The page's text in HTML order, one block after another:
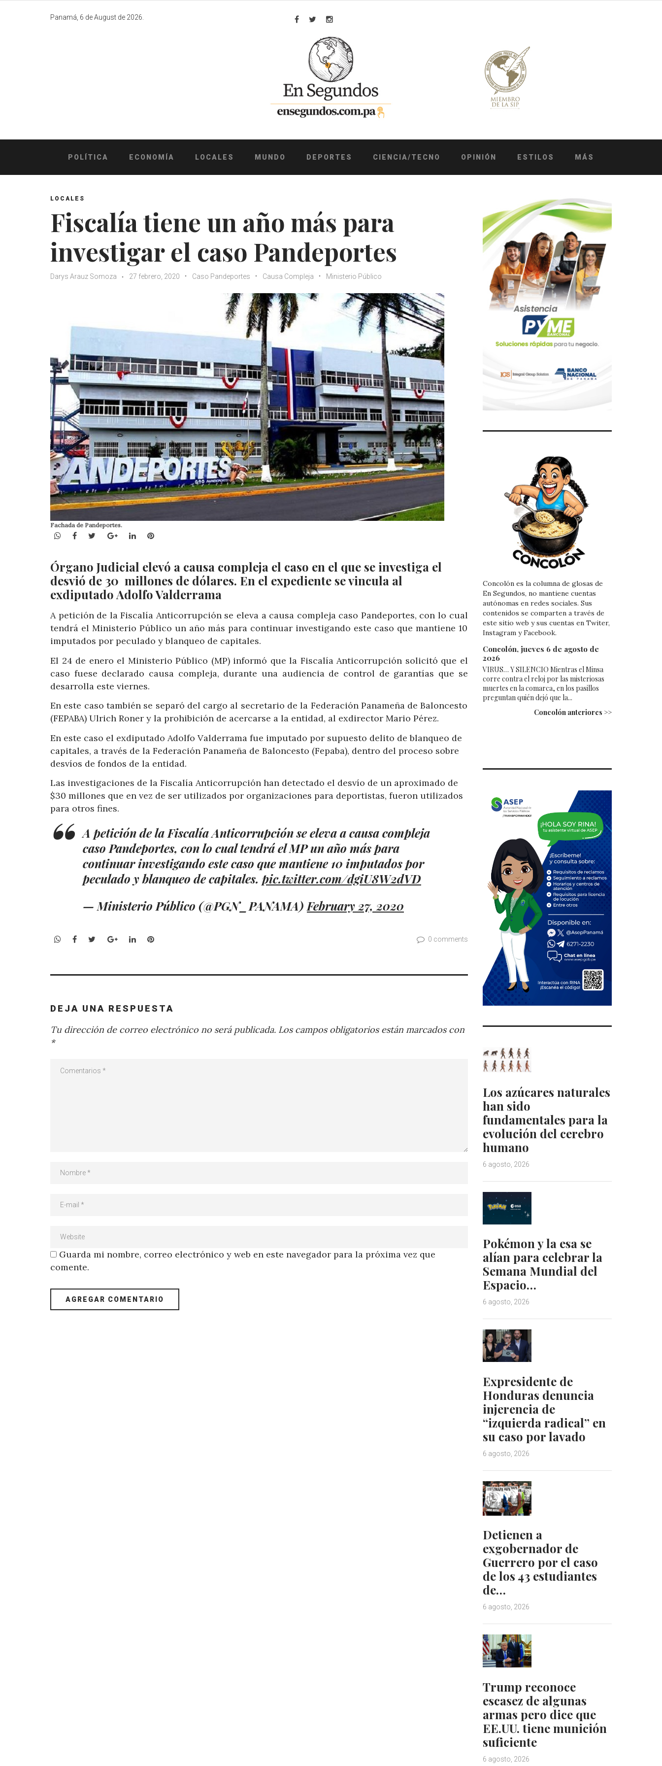
Panamá, 6 de August de 2026.
Facebook
TwitterInstagram
POLÍTICA ECONOMÍA LOCALES MUNDO DEPORTES CIENCIA/TECNO OPINIÓN ESTILOS MÁS
LOCALES
Fiscalía tiene un año más para
investigar el caso Pandeportes
Darys Arauz Somoza 27 febrero, 2020 Caso Pandeportes Causa Compleja Ministerio Público
Fachada de Pandeportes.
WhatsApp
Facebook
TwitterGoogle+LinkedInPinterest
Órgano Judicial elevó a causa compleja el caso en el que se investiga el
desvió de 30 millones de dólares. En el expediente se vincula al
exdiputado Adolfo Valderrama
A petición de la Fiscalía Anticorrupción se eleva a causa compleja caso Pandeportes, con lo cual
tendrá el Ministerio Público un año más para continuar investigando este caso que mantiene 10
imputados por peculado y blanqueo de capitales.
El 24 de enero el Ministerio Público (MP) informó que la Fiscalía Anticorrupción solicitó que el
caso fuese declarado causa compleja, durante una audiencia de control de garantías que se
desarrolla este viernes.
En este caso también se separó del cargo al secretario de la Federación Panameña de Baloncesto
(FEPABA) Ulrich Roner y la prohibición de acercarse a la entidad, al exdirector Mario Pérez.
En este caso el exdiputado Adolfo Valderrama fue imputado por supuesto delito de blanqueo de
capitales, a través de la Federación Panameña de Baloncesto (Fepaba), dentro del proceso sobre
desvíos de fondos de la entidad.
Las investigaciones de la Fiscalía Anticorrupción han detectado el desvío de un aproximado de
$30 millones que en vez de ser utilizados por organizaciones para deportistas, fueron utilizados
para otros fines.
A petición de la Fiscalía Anticorrupción se eleva a causa compleja
caso Pandeportes, con lo cual tendrá el MP un año más para
continuar investigando este caso que mantiene 10 imputados por
peculado y blanqueo de capitales. pic.twitter.com/dgiU8W2dVD
— Ministerio Público (@PGN_PANAMA) February 27, 2020
WhatsApp
Facebook
TwitterGoogle+LinkedInPinterest 0 comments
DEJA UNA RESPUESTA
Tu dirección de correo electrónico no será publicada. Los campos obligatorios están marcados con
*
Guarda mi nombre, correo electrónico y web en este navegador para la próxima vez que
comente.
Concolón es la columna de glosas de
En Segundos, no mantiene cuentas
autónomas en redes sociales. Sus
contenidos se comparten a través de
este sitio web y sus cuentas en Twiter,
Instagram y Facebook.
Concolón, jueves 6 de agosto de
2026
VIRUS… Y SILENCIO Mientras el Minsa
corre contra el reloj por las misteriosas
muertes en la comarca, en los pasillos
preguntan quién dejó que la...
Concolón anteriores >>
Los azúcares naturales
han sido
fundamentales para la
evolución del cerebro
humano
6 agosto, 2026
Pokémon y la esa se
alían para celebrar la
Semana Mundial del
Espacio…
6 agosto, 2026
Expresidente de
Honduras denuncia
injerencia de
“izquierda radical” en
su caso por lavado
6 agosto, 2026
Detienen a
exgobernador de
Guerrero por el caso
de los 43 estudiantes
de…
6 agosto, 2026
Trump reconoce
escasez de algunas
armas pero dice que
EE.UU. tiene munición
suficiente
6 agosto, 2026